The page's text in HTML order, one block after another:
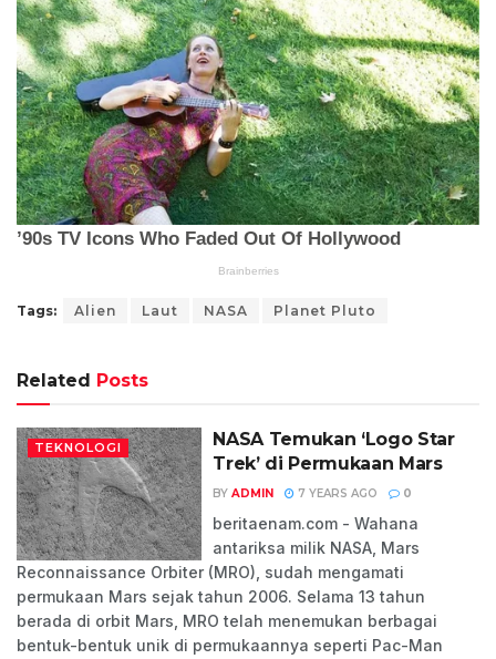
Tags: Alien Laut NASA Planet Pluto
Related Posts
TEKNOLOGI
NASA Temukan ‘Logo Star
Trek’ di Permukaan Mars
BY ADMIN 7 YEARS AGO 0
beritaenam.com - Wahana
antariksa milik NASA, Mars
Reconnaissance Orbiter (MRO), sudah mengamati
permukaan Mars sejak tahun 2006. Selama 13 tahun
berada di orbit Mars, MRO telah menemukan berbagai
bentuk-bentuk unik di permukaannya seperti Pac-Man